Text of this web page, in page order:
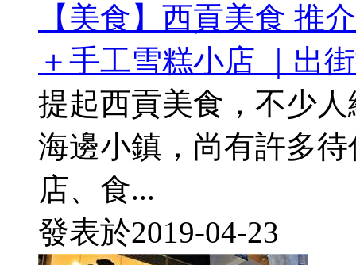
【美食】西貢美食 推
＋手工雪糕小店 ｜出
提起西貢美食，不少
海邊小鎮，尚有許多
店、食...
發表於2019-04-23